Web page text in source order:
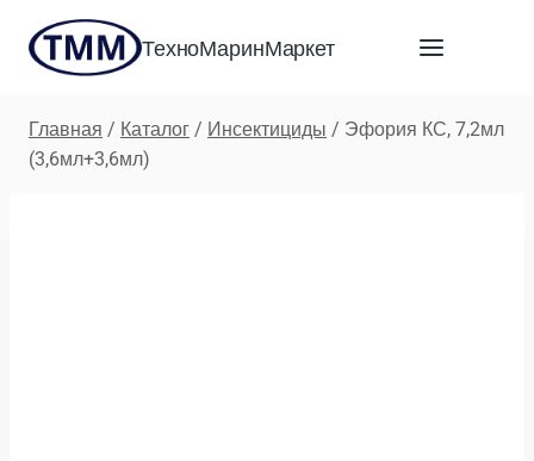
Перейти
ТехноМаринМаркет
Главная / Каталог / Инсектициды / Эфория КС, 7,2мл
(3,6мл+3,6мл)